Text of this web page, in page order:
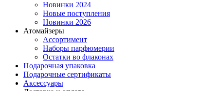
Новинки 2024
Новые поступления
Новинки 2026
Атомайзеры
Ассортимент
Наборы парфюмерии
Остатки во флаконах
Подарочная упаковка
Подарочные сертификаты
Аксессуары